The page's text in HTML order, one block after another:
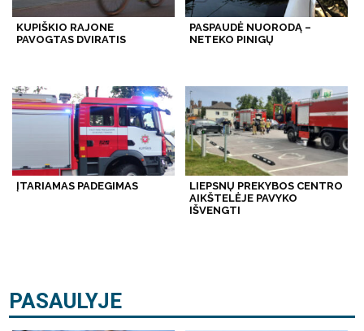
KUPIŠKIO RAJONE
PAVOGTAS DVIRATIS
PASPAUDĖ NUORODĄ –
NETEKO PINIGŲ
ĮTARIAMAS PADEGIMAS
LIEPSNŲ PREKYBOS CENTRO
AIKŠTELĖJE PAVYKO
IŠVENGTI
PASAULYJE